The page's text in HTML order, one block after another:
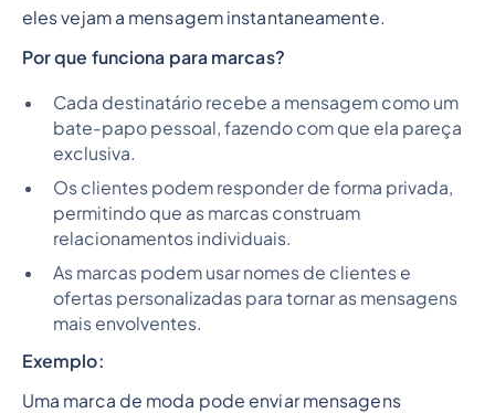
eles vejam a mensagem instantaneamente.
Por que funciona para marcas?
Cada destinatário recebe a mensagem como um
bate-papo pessoal, fazendo com que ela pareça
exclusiva.
Os clientes podem responder de forma privada,
permitindo que as marcas construam
relacionamentos individuais.
As marcas podem usar nomes de clientes e
ofertas personalizadas para tornar as mensagens
mais envolventes.
Exemplo:
Uma marca de moda pode enviar mensagens